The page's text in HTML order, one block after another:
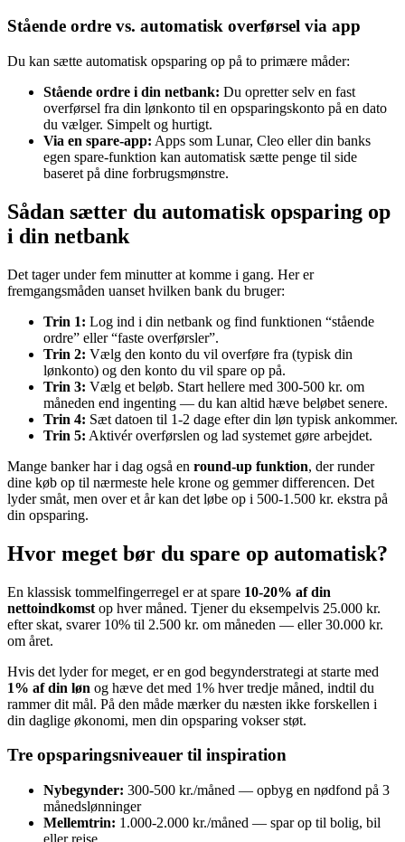
Stående ordre vs. automatisk overførsel via app
Du kan sætte automatisk opsparing op på to primære måder:
Stående ordre i din netbank: Du opretter selv en fast
overførsel fra din lønkonto til en opsparingskonto på en dato
du vælger. Simpelt og hurtigt.
Via en spare-app: Apps som Lunar, Cleo eller din banks
egen spare-funktion kan automatisk sætte penge til side
baseret på dine forbrugsmønstre.
Sådan sætter du automatisk opsparing op
i din netbank
Det tager under fem minutter at komme i gang. Her er
fremgangsmåden uanset hvilken bank du bruger:
Trin 1: Log ind i din netbank og find funktionen “stående
ordre” eller “faste overførsler”.
Trin 2: Vælg den konto du vil overføre fra (typisk din
lønkonto) og den konto du vil spare op på.
Trin 3: Vælg et beløb. Start hellere med 300-500 kr. om
måneden end ingenting — du kan altid hæve beløbet senere.
Trin 4: Sæt datoen til 1-2 dage efter din løn typisk ankommer.
Trin 5: Aktivér overførslen og lad systemet gøre arbejdet.
Mange banker har i dag også en round-up funktion, der runder
dine køb op til nærmeste hele krone og gemmer differencen. Det
lyder småt, men over et år kan det løbe op i 500-1.500 kr. ekstra på
din opsparing.
Hvor meget bør du spare op automatisk?
En klassisk tommelfingerregel er at spare 10-20% af din
nettoindkomst op hver måned. Tjener du eksempelvis 25.000 kr.
efter skat, svarer 10% til 2.500 kr. om måneden — eller 30.000 kr.
om året.
Hvis det lyder for meget, er en god begynderstrategi at starte med
1% af din løn og hæve det med 1% hver tredje måned, indtil du
rammer dit mål. På den måde mærker du næsten ikke forskellen i
din daglige økonomi, men din opsparing vokser støt.
Tre opsparingsniveauer til inspiration
Nybegynder: 300-500 kr./måned — opbyg en nødfond på 3
månedslønninger
Mellemtrin: 1.000-2.000 kr./måned — spar op til bolig, bil